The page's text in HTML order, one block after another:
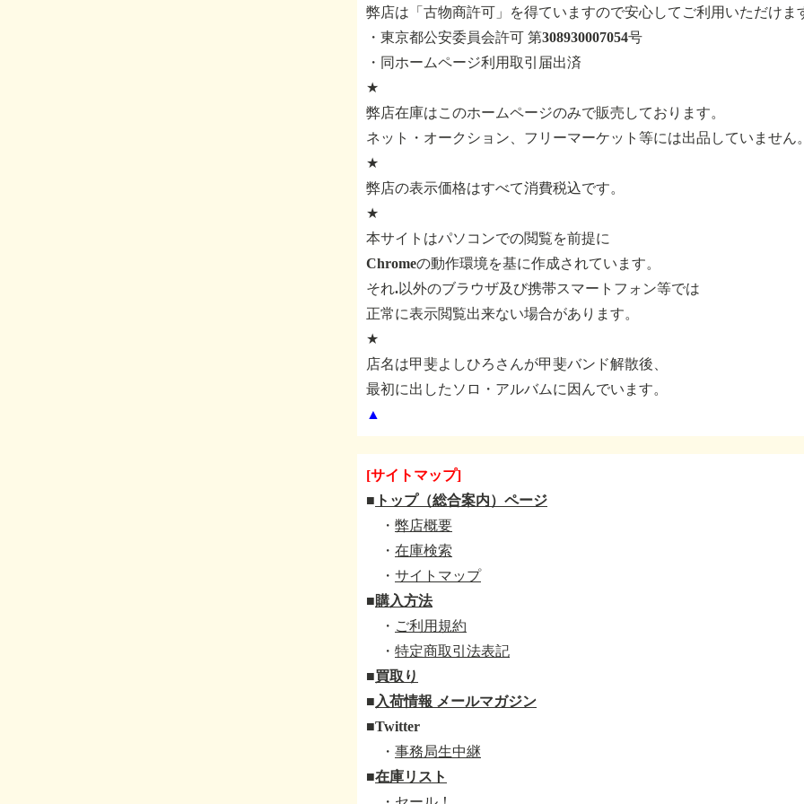
弊店は「古物商許可」を得ていますので安心してご利用いただけま
・東京都公安委員会許可 第308930007054号
・同ホームページ利用取引届出済
★
弊店在庫はこのホームページのみで販売しております。
ネット・オークション、フリーマーケット等には出品していません
★
弊店の表示価格はすべて消費税込です。
★
本サイトはパソコンでの閲覧を前提に
Chromeの動作環境を基に作成されています。
それ.以外のブラウザ及び携帯スマートフォン等では
正常に表示閲覧出来ない場合があります。
★
店名は甲斐よしひろさんが甲斐バンド解散後、
最初に出したソロ・アルバムに因んでいます。
▲
[サイトマップ]
■ トップ（総合案内）ページ
・ 弊店概要
・ 在庫検索
・ サイトマップ
■購入方法
・ ご利用規約
・ 特定商取引法表記
■買取り
■ 入荷情報 メールマガジン
■Twitter
・ 事務局生中継
■在庫リスト